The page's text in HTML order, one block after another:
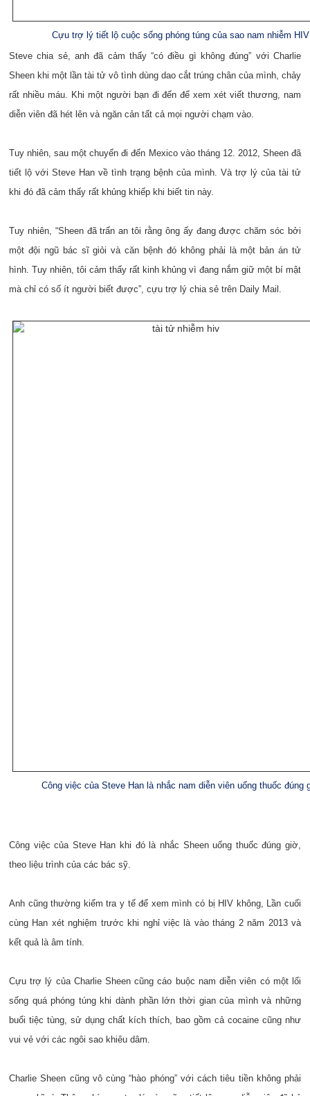
Cựu trợ lý tiết lộ cuộc sống phóng túng của sao nam nhiễm HIV
Steve chia sẻ, anh đã cảm thấy “có điều gì không đúng” với Charlie
Sheen khi một lần tài tử vô tình dùng dao cắt trúng chân của mình, chảy
rất nhiều máu. Khi một người bạn đi đến để xem xét viết thương, nam
diễn viên đã hét lên và ngăn cản tất cả mọi người chạm vào.
Tuy nhiên, sau một chuyến đi đến Mexico vào tháng 12. 2012, Sheen đã
tiết lộ với Steve Han về tình trạng bệnh của mình. Và trợ lý của tài tử
khi đó đã cảm thấy rất khủng khiếp khi biết tin này.
Tuy nhiên, “Sheen đã trấn an tôi rằng ông ấy đang được chăm sóc bởi
một đội ngũ bác sĩ giỏi và căn bệnh đó không phải là một bản án tử
hình. Tuy nhiên, tôi cảm thấy rất kinh khủng vì đang nắm giữ một bí mật
mà chỉ có số ít người biết được”, cựu trợ lý chia sẻ trên Daily Mail.
Công việc của Steve Han là nhắc nam diễn viên uống thuốc đúng
Công việc của Steve Han khi đó là nhắc Sheen uống thuốc đúng giờ,
theo liệu trình của các bác sỹ.
Anh cũng thường kiểm tra y tế để xem mình có bị HIV không, Lần cuối
cùng Han xét nghiệm trước khi nghỉ việc là vào tháng 2 năm 2013 và
kết quả là âm tính.
Cựu trợ lý của Charlie Sheen cũng cáo buộc nam diễn viên có một lối
sống quá phóng túng khi dành phần lớn thời gian của mình và những
buổi tiệc tùng, sử dụng chất kích thích, bao gồm cả cocaine cũng như
vui vẻ với các ngôi sao khiêu dâm.
Charlie Sheen cũng vô cùng “hào phóng” với cách tiêu tiền không phải